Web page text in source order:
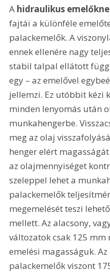
A hidraulikus
fajtái a különféle
palackemelők. A
ennek ellenére nagy
stabil talpal ellátott
egy – az emelővel
jellemzi. Ez utóbbit kézi
minden lenyomás után
munkahengerbe.
meg az olaj
henger elért
az olajmennyiséget
szeleppel lehet a
palackemelők
megemelését teszi
mellett. Az alacsony,
változatok csak 125 mm
emelési magasságuk.
palackemelők viszont